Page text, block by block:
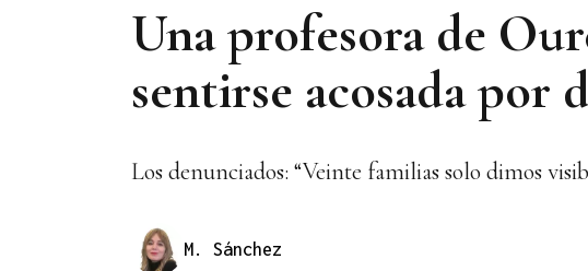
Una profesora de
sentirse acosada por
Los denunciados: “Veinte familias solo dimos
M. Sánchez